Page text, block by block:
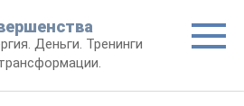
Деньги. Тренинги